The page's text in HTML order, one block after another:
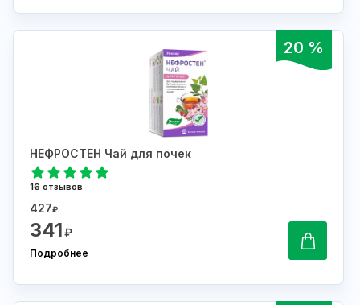
20 %
НЕФРОСТЕН Чай для почек
16 отзывов
427₽
341₽
Подробнее